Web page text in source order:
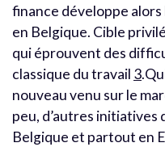
finance développe
en Belgique. Cible
qui éprouvent des
classique du travail 3
nouveau venu sur le
peu, d’autres initiatives
Belgique et partout en